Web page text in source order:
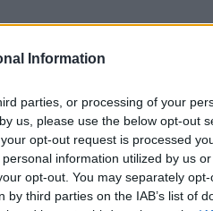
Information
parties, or processing of your
us, please use the below opt-out
opt-out request is processed
information utilized by us
opt-out. You may separately
third parties on the IAB’s list of
στην πλαγιά ενός
στην περιοχή, που